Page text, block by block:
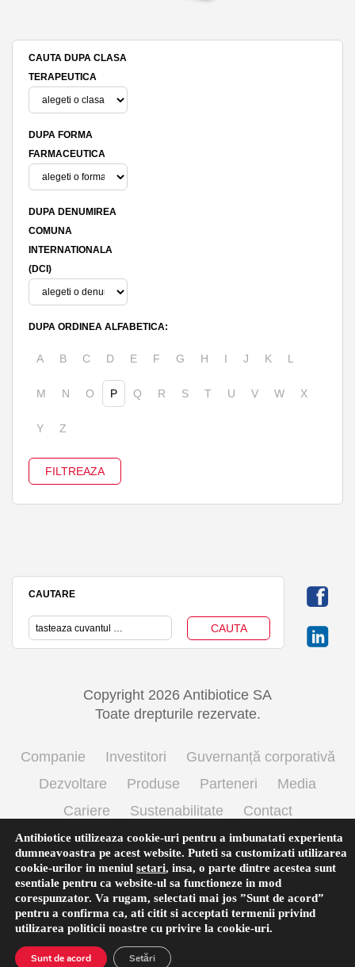
CAUTA DUPA CLASA
TERAPEUTICA
DUPA FORMA
FARMACEUTICA
DUPA DENUMIREA
COMUNA
INTERNATIONALA
(DCI)
DUPA ORDINEA ALFABETICA:
A B C D E F G H I J K L
M N O P Q R S T U V W X
Y Z
CAUTARE
Copyright 2026 Antibiotice SA
Toate drepturile rezervate.
Companie Investitori
Guvernanță corporativă
Dezvoltare
Produse Parteneri
Media
Cariere
Sustenabilitate
Contact
Termeni si conditii de utilizare
Politica cookie
Prelucrarea datelor cu caracter personal
Antibiotice utilizeaza cookie-uri pentru a imbunatati experienta
dumneavoastra pe acest website. Puteti sa customizati utilizarea
cookie-urilor in meniul setari, insa, o parte dintre acestea sunt
esentiale pentru ca website-ul sa functioneze in mod
corespunzator. Va rugam, selectati mai jos ”Sunt de acord”
pentru a confirma ca, ati citit si acceptati termenii privind
utilizarea politicii noastre cu privire la cookie-uri.
Sunt de acord Setări
Română